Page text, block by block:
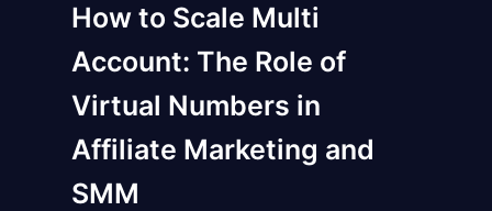
How to Scale Multi
Account: The Role of
Virtual Numbers in
Affiliate Marketing and
SMM